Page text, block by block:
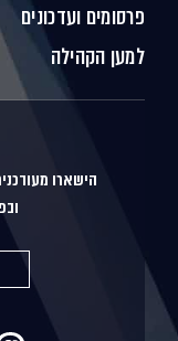
פרסומים ועדכונים
למען הקהילה
הישארו